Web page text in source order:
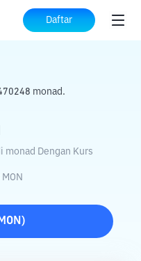
Daftar
ke MON
monad.
monad Dengan Kurs
MON
MON )